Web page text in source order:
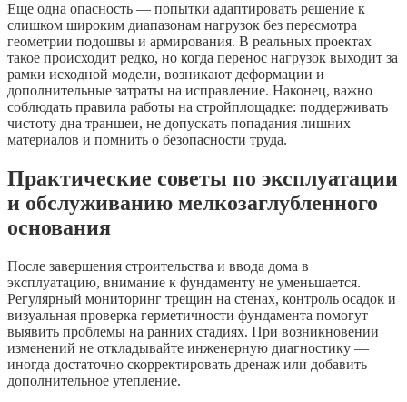
Еще одна опасность — попытки адаптировать решение к
слишком широким диапазонам нагрузок без пересмотра
геометрии подошвы и армирования. В реальных проектах
такое происходит редко, но когда перенос нагрузок выходит за
рамки исходной модели, возникают деформации и
дополнительные затраты на исправление. Наконец, важно
соблюдать правила работы на стройплощадке: поддерживать
чистоту дна траншеи, не допускать попадания лишних
материалов и помнить о безопасности труда.
Практические советы по эксплуатации
и обслуживанию мелкозаглубленного
основания
После завершения строительства и ввода дома в
эксплуатацию, внимание к фундаменту не уменьшается.
Регулярный мониторинг трещин на стенах, контроль осадок и
визуальная проверка герметичности фундамента помогут
выявить проблемы на ранних стадиях. При возникновении
изменений не откладывайте инженерную диагностику —
иногда достаточно скорректировать дренаж или добавить
дополнительное утепление.